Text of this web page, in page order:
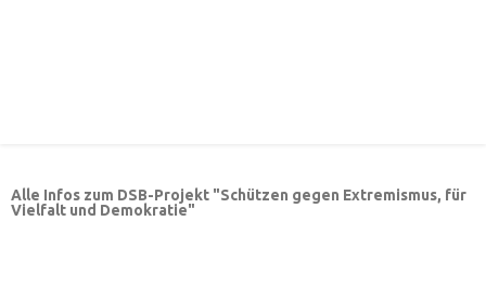
Alle Infos zum DSB-Projekt "Schützen gegen Extremismus, für
Vielfalt und Demokratie"